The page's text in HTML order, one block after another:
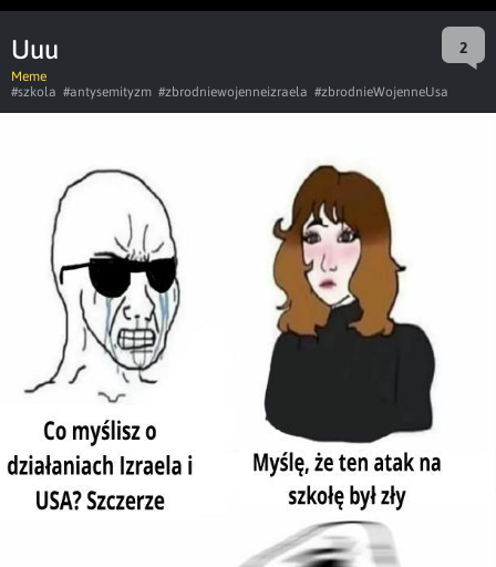
Uuu 2
Meme
#szkola #antysemityzm #zbrodniewojenneizraela #zbrodnieWojenneUsa